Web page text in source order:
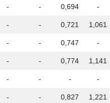
- - 0,694 -
- - 0,721 1,061
- - 0,747 -
- - 0,774 1,141
- - - -
- - 0,827 1,221